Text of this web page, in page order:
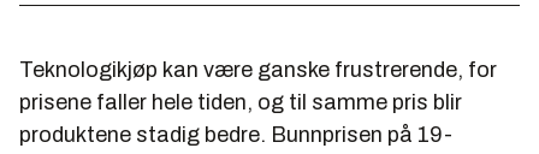
Teknologikjøp kan være ganske frustrerende, for
prisene faller hele tiden, og til samme pris blir
produktene stadig bedre. Bunnprisen på 19-